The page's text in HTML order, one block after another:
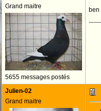
Grand maitre
5655 messages postés
ben
Julien-02
Grand maitre